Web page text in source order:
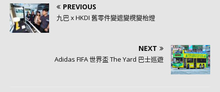
PREVIOUS
九巴 x HKDI 舊零件變遮變櫈變枱燈
NEXT
Adidas FIFA 世界盃 The Yard 巴士巡遊